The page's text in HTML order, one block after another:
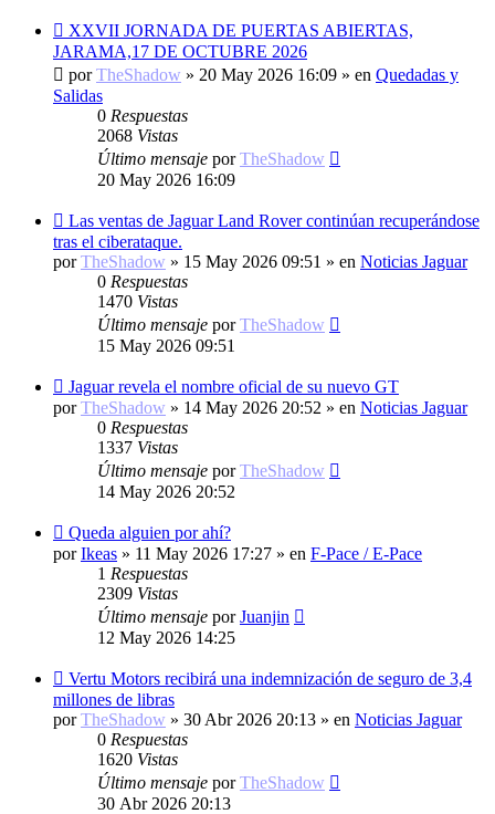
Nuevo
mensaje
XXVII JORNADA DE PUERTAS ABIERTAS,
JARAMA,17 DE OCTUBRE 2026
porTheShadow » 20 May 2026 16:09 » en Quedadas y
Salidas
0 Respuestas
2068 Vistas
Último mensaje porTheShadow
20 May 2026 16:09
Nuevo
mensaje
Las ventas de Jaguar Land Rover continúan recuperándose
tras el ciberataque.
porTheShadow » 15 May 2026 09:51 » en Noticias Jaguar
0 Respuestas
1470 Vistas
Último mensaje porTheShadow
15 May 2026 09:51
Nuevo
mensaje
Jaguar revela el nombre oficial de su nuevo GT
porTheShadow » 14 May 2026 20:52 » en Noticias Jaguar
0 Respuestas
1337 Vistas
Último mensaje porTheShadow
14 May 2026 20:52
Nuevo
mensaje
Queda alguien por ahí?
porIkeas » 11 May 2026 17:27 » en F-Pace / E-Pace
1 Respuestas
2309 Vistas
Último mensaje porJuanjin
12 May 2026 14:25
Nuevo
mensaje
Vertu Motors recibirá una indemnización de seguro de 3,4
millones de libras
porTheShadow » 30 Abr 2026 20:13 » en Noticias Jaguar
0 Respuestas
1620 Vistas
Último mensaje porTheShadow
30 Abr 2026 20:13